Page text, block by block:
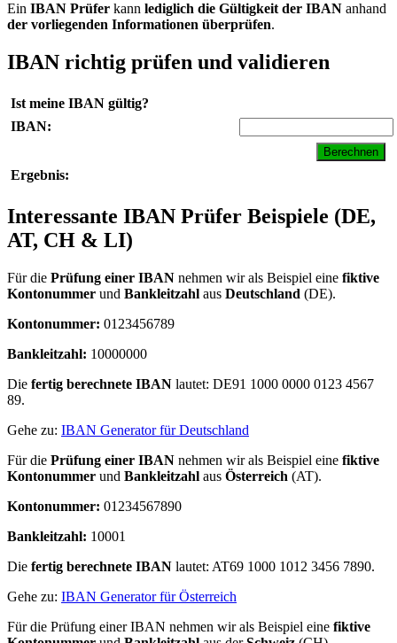
Ein IBAN Prüfer kann lediglich die Gültigkeit der IBAN anhand
der vorliegenden Informationen überprüfen.
IBAN richtig prüfen und validieren
Ist meine IBAN gültig?
IBAN:
Ergebnis:
Interessante IBAN Prüfer Beispiele (DE,
AT, CH & LI)
Für die Prüfung einer IBAN nehmen wir als Beispiel eine fiktive
Kontonummer und Bankleitzahl aus Deutschland (DE).
Kontonummer: 0123456789
Bankleitzahl: 10000000
Die fertig berechnete IBAN lautet: DE91 1000 0000 0123 4567
89.
Gehe zu: IBAN Generator für Deutschland
Für die Prüfung einer IBAN nehmen wir als Beispiel eine fiktive
Kontonummer und Bankleitzahl aus Österreich (AT).
Kontonummer: 01234567890
Bankleitzahl: 10001
Die fertig berechnete IBAN lautet: AT69 1000 1012 3456 7890.
Gehe zu: IBAN Generator für Österreich
Für die Prüfung einer IBAN nehmen wir als Beispiel eine fiktive